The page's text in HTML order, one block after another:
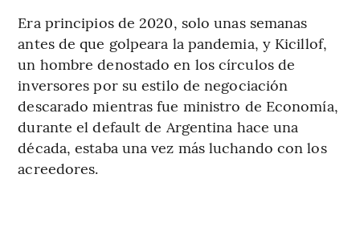
Era principios de 2020, solo unas semanas
antes de que golpeara la pandemia, y Kicillof,
un hombre denostado en los círculos de
inversores por su estilo de negociación
descarado mientras fue ministro de Economía,
durante el default de Argentina hace una
década, estaba una vez más luchando con los
acreedores.